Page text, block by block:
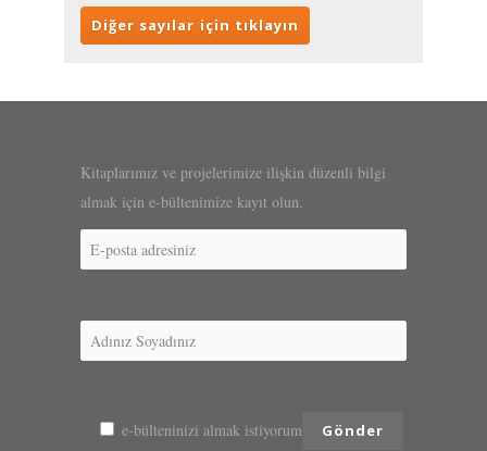
Diğer sayılar için tıklayın
Kitaplarımız ve projelerimize ilişkin düzenli bilgi
almak için e-bültenimize kayıt olun.
e-bülteninizi almak istiyorum